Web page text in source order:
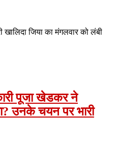
खालिदा जिया का मंगलवार को लंबी
पूजा खेडकर ने
उनके चयन पर भारी